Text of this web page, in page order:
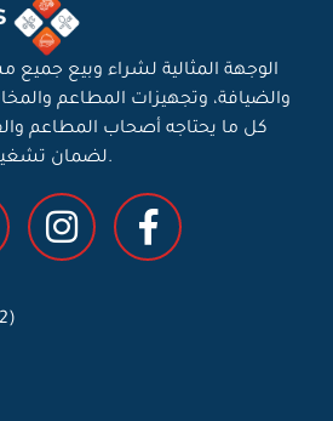
الوجهة المثالية لشراء وبيع
والضيافة، وتجهيزات المطاعم
كل ما يحتاجه أصحاب المطاعم
لضمان تشغيل سلس ونجاح أعمالهم.